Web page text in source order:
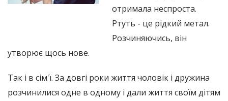
отримала неспроста.
Ртуть - це рідкий метал.
Розчиняючись, він
утворює щось нове.
Так і в сім'ї. За довгі роки життя чоловік і дружина
розчинилися одне в одному і дали життя своїм дітям